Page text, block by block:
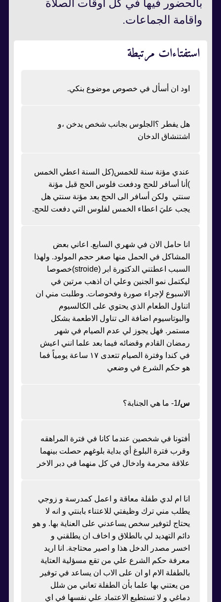
بالحضور فيها في كل أوقات الصلاة
واقامة الجماعات.
استفتاءات مرتبطة
اود ان أسأل في خصوص موضوع بنكي.
هل يفطر ؟الجلوس بجانب شخص يدخن ،و
اشتنشاق الدخان
عندي مؤنة سنة للخمس(كل السنة اعطي الخمس
)أنا أسافر للحج ودفعت فلوس الحج قبل مؤنة
سنتي ولكن أسافر الى الحج بعد مؤنة سنتي هل
يجب عليَ اعطاء الخمس لفلوس التي دفعت للحج.
انا حامل الان في شهري السابع. اعاني بعض
المشاكل في الحمل منها صغر حجم المولود. ولهذا
السبب اعطتني الدكتورة ابر (stroide)خصوصا
ليكتمل نمو الجنين وعلي ان اذهب مرتين في
الاسبوع لإجراء صورة وفحوصات. وطلبت مني ان
اتناول الطعام الذي يحتوي على الكالسيوم
والبوتاسيوم اضافة الى تناول الاطعمة بشكل
مستمر. فهل يجوز لي عدم الصيام في شهر
رمضان القادم وقضائه فيما بعد علما انني اعيش
في كندا وفترة الصيام تتعدى ١٧ ساعة يومياً فما
هو حكم الشرع في وضعي
س/1- ما هي الجنابة؟
أفتونا في شخصين عندما كانا في فترة المراهقه
وقرب فترة البلوغ أي بداية بلوغهم حصلت بينهما
علاقة محرمة وادخال في كل منهما في دبر الاخر
انا ام لدي طفلة معاقة و اعمل كمدرسة و زوجي
يطلب مني ترك وظيفتي للاعتناء بابنتي و انه لا
يحتاج لتوفير سخص يساعدني على العناية بها. و هو
دائم التهديد لي بالطلاق و اخاف ان يطلقني و
اخسر مصدر الدخل هذا و اصير محتاجة. انا اريد
معرفة حكم الشرع علي من تقع مسؤلية العتاية
بالطفلة الام او ان على الاب ان يساعد في توفير
من يعتني بها علما بأن الطفلة تعاني من شلل
دماغي و لا تستطيع الاعتماد علي نفسها في اي